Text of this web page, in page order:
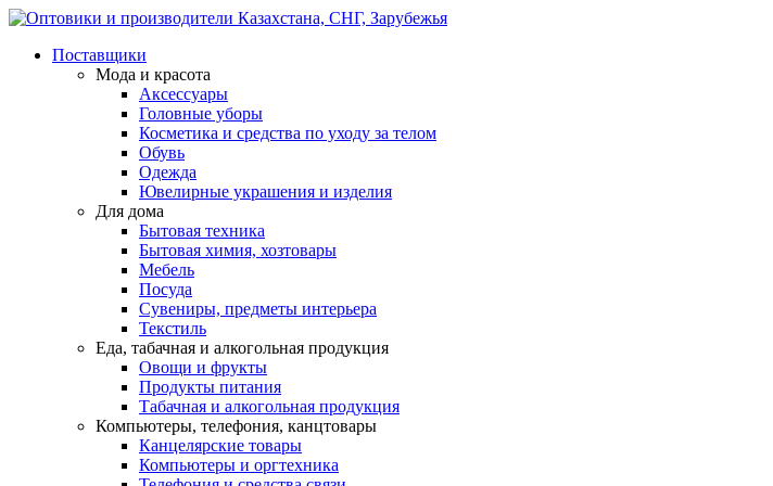
Поставщики
Мода и красота
Аксессуары
Головные уборы
Косметика и средства по уходу за телом
Обувь
Одежда
Ювелирные украшения и изделия
Для дома
Бытовая техника
Бытовая химия, хозтовары
Мебель
Посуда
Сувениры, предметы интерьера
Текстиль
Еда, табачная и алкогольная продукция
Овощи и фрукты
Продукты питания
Табачная и алкогольная продукция
Компьютеры, телефония, канцтовары
Канцелярские товары
Компьютеры и оргтехника